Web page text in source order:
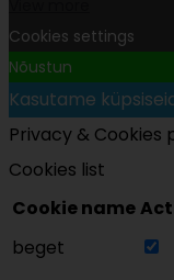
Cookies settings
Nõustun
Kasutame
Privacy & Cookies
Cookies list
Cookie name
beget